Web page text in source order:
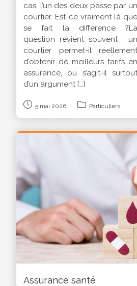
cas, l’un des deux passe par un
courtier. Est-ce vraiment là que
se fait la différence ?La
question revient souvent : un
courtier permet-il réellement
d’obtenir de meilleurs tarifs en
assurance, ou s’agit-il surtout
d’un argument […]
5 mai 2026 Particuliers
Assurance santé